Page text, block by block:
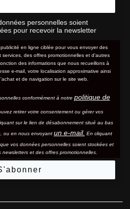
personnelles soient
pour recevoir la newsletter
en ligne ciblée pour vous envoyer des
des offres promotionnelles et d'autres
des informations que nous recueillons à
e-mail, votre localisation approximative ainsi
et de navigation sur le site web.
conformément à notre politique de
retirer votre consentement ou gérer vos
sur le lien de désabonnement situé au bas
ou en nous envoyant un e-mail. En cliquant
vos données personnelles soient stockées et
newsletters et des offres promotionnelles.